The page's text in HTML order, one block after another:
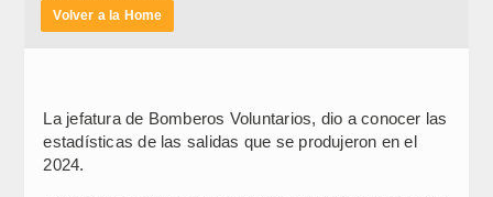
Volver a la Home
La jefatura de Bomberos Voluntarios, dio a conocer las
estadísticas de las salidas que se produjeron en el
2024.